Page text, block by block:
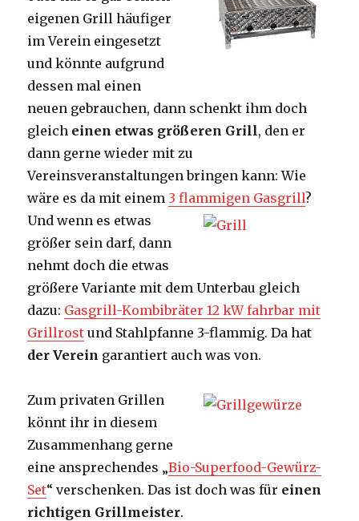
eigenen Grill häufiger
im Verein eingesetzt
und könnte aufgrund
dessen mal einen
neuen gebrauchen, dann schenkt ihm doch
gleich einen etwas größeren Grill, den er
dann gerne wieder mit zu
Vereinsveranstaltungen bringen kann: Wie
wäre es da mit einem 3 flammigen Gasgrill?
Und wenn es etwas
größer sein darf, dann
nehmt doch die etwas
größere Variante mit dem Unterbau gleich
dazu: Gasgrill-Kombibräter 12 kW fahrbar mit
Grillrost und Stahlpfanne 3-flammig. Da hat
der Verein garantiert auch was von.
Zum privaten Grillen
könnt ihr in diesem
Zusammenhang gerne
eine ansprechendes „Bio-Superfood-Gewürz-
Set“ verschenken. Das ist doch was für einen
richtigen Grillmeister.